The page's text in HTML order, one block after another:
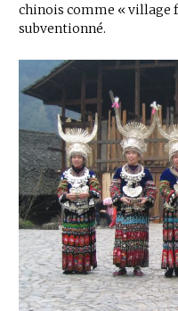
chinois comme « village
subventionné.